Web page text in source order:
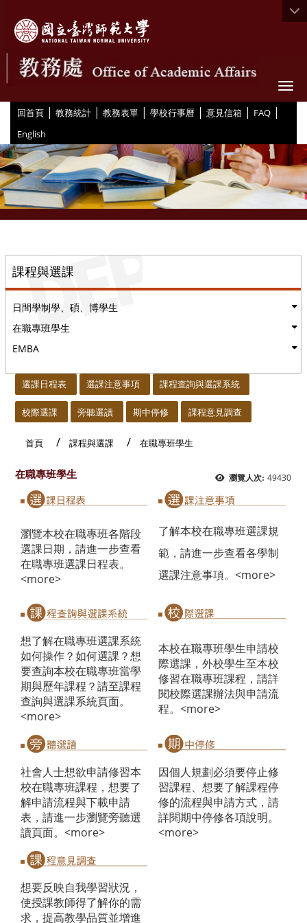
回首頁 | 教務統計 | 教務表單 | 學校行事曆 | 意見信箱 | FAQ |
English
課程與選課
日間學制學、碩、博學生
在職專班學生
EMBA
選課日程表 選課注意事項 課程查詢與選課系統
校際選課 旁聽選讀 期中停修 課程意見調查
首頁 課程與選課 在職專班學生
瀏覽人次: 49430
在職專班學生
瀏覽本校在職專班各階段
選課日期，請進一步查看
在職專班選課日程表。
<more>
了解本校在職專班選課規
範，請進一步查看各學制
選課注意事項。 <more>
想了解在職專班選課系統
如何操作？如何選課？想
要查詢本校在職專班當學
期與歷年課程？請至課程
查詢與選課系統頁面。
<more>
本校在職專班學生申請校
際選課，外校學生至本校
修習在職專班課程，請詳
閱校際選課辦法與申請流
程。 <more>
社會人士想欲申請修習本
校在職專班課程，想要了
解申請流程與下載申請
表，請進一步瀏覽旁聽選
讀頁面。 <more>
因個人規劃必須要停止修
習課程、想要了解課程停
修的流程與申請方式，請
詳閱期中停修各項說明。
<more>
想要反映自我學習狀況，
使授課教師得了解你的需
求，提高教學品質並增進